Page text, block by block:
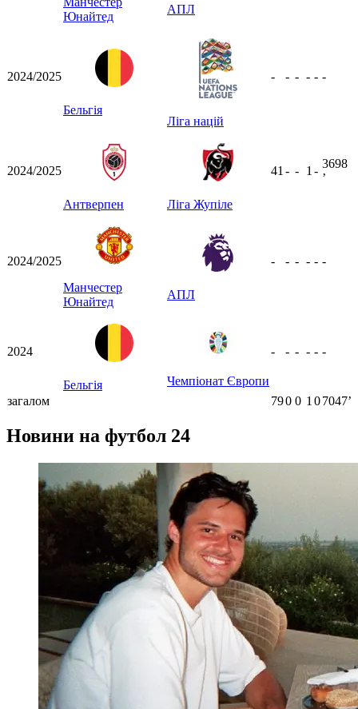
Юнайтед
АПЛ
2024/2025
Бельгія
Ліга націй
- - - - - -
2024/2025
Антверпен Ліга Жупіле
41 - - 1 -
3698
ʼ
2024/2025
Манчестер
Юнайтед
АПЛ
- - - - - -
2024
Бельгія Чемпіонат Європи
- - - - - -
загалом 790 0 1 07047ʼ
Новини на футбол 24